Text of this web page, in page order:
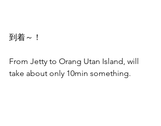
到着～！
From Jetty to Orang Utan Island, will
take about only 10min something.